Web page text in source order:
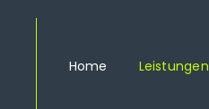
Home Leistungen